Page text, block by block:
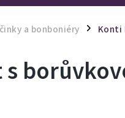
a bonboniéry / Konti